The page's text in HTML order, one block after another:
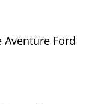
Aventure Ford